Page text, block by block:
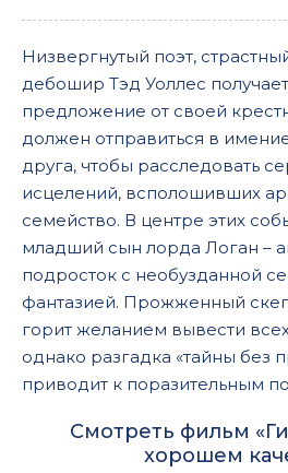
Низвергнутый поэт,
дебошир Тэд Уоллес
предложение от своей
должен отправиться в
друга, чтобы расследовать
исцелений, всполошивших
семейство. В центре этих
младший сын лорда Логан –
подросток с необузданной
фантазией. Прожженный
горит желанием вывести
однако разгадка «тайны без
приводит к поразительным
Смотреть фильм
хорошем